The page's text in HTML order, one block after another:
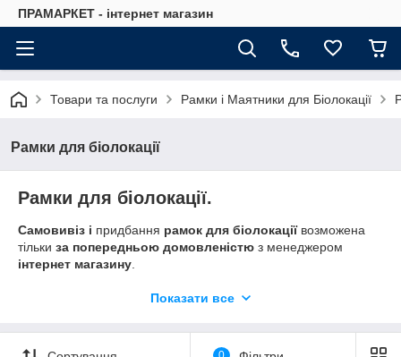
ПРАМАРКЕТ - інтернет магазин
Товари та послуги Рамки і Маятники для Біолокації
Рамки для біолокації
Рамки для біолокації.
Самовивіз і придбання рамок для біолокаціївозможена
тільки за попередньою домовленістю з менеджером
інтернет магазину
Святошинський район, проспект Перемоги д. 87, орієнтир
Показати все